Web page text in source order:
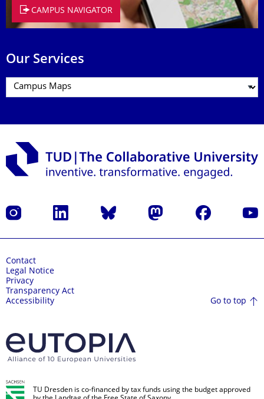
CAMPUS NAVIGATOR
Our Services
Instagram LinkedIn Bluesky Mastodon Facebook
Contact
Legal Notice
Privacy
Transparency Act
Accessibility
Go to top
TU Dresden is co-financed by tax funds using the budget approved